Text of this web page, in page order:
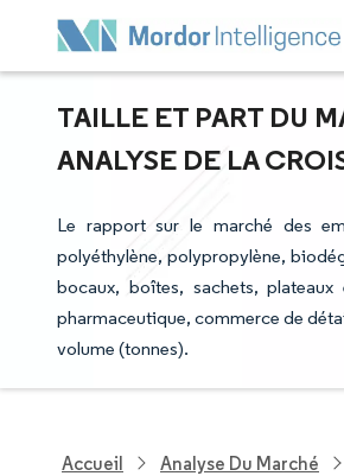
TAILLE ET PART DU
ANALYSE DE LA
Le rapport sur le marché des
polyéthylène, polypropylène,
bocaux, boîtes, sachets,
pharmaceutique, commerce de
volume (tonnes).
Accueil Analyse Du Marché